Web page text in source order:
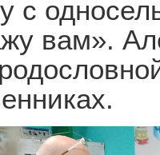
с
вам».